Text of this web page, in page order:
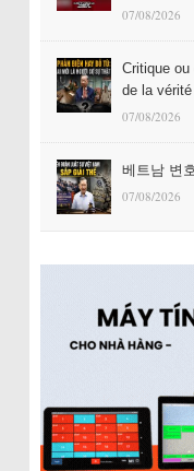
07/08/2026
Critique
de la vérité
07/08/2026
베트남 변
07/08/2026